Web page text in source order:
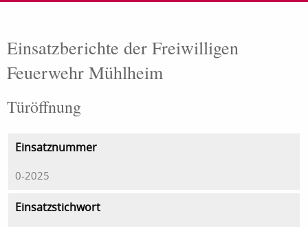
Einsatzberichte der Freiwilligen
Feuerwehr Mühlheim
Türöffnung
Einsatznummer
0-2025
Einsatzstichwort